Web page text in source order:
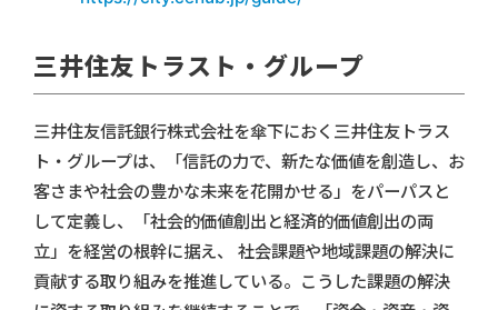
三井住友トラスト・グループ
三井住友信託銀行株式会社を傘下におく三井住友トラス
ト・グループは、「信託の力で、新たな価値を創造し、お
客さまや社会の豊かな未来を花開かせる」をパーパスと
して定義し、「社会的価値創出と経済的価値創出の両
立」を経営の根幹に据え、 社会課題や地域課題の解決に
貢献する取り組みを推進している。こうした課題の解決